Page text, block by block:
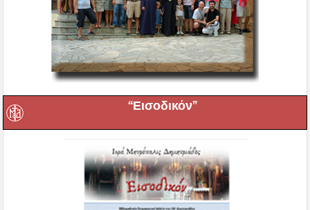
“Εισοδικόν”